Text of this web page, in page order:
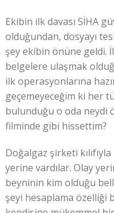
Ekibin ilk davası SİHA
olduğundan, dosyayı
şey ekibin önüne geldi.
belgelere ulaşmak
ilk operasyonlarına
geçemeyeceğim ki her
bulunduğu o oda neydi
filminde gibi hissettim?
Doğalgaz şirketi
yerine vardılar. Olay
beyninin kim olduğu
şeyi hesaplama özelliği